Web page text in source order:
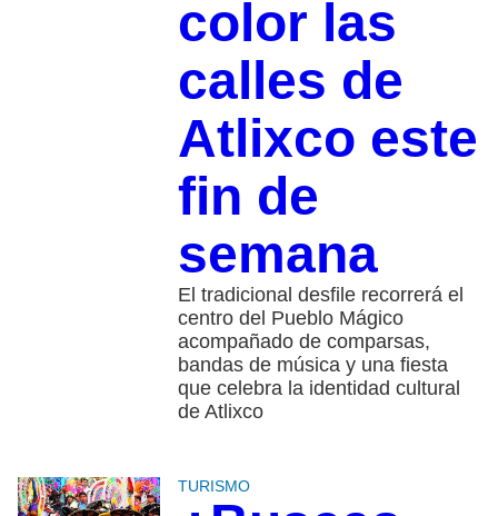
color las
calles de
Atlixco este
fin de
semana
El tradicional desfile recorrerá el
centro del Pueblo Mágico
acompañado de comparsas,
bandas de música y una fiesta
que celebra la identidad cultural
de Atlixco
TURISMO